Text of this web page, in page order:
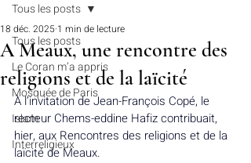
Tous les posts
Le Coran m’a appris
Mosquée de Paris
Islam
Interreligieux
Tous les posts
A Meaux, une rencontre des
religions et de la laïcité
18 déc. 2025 1 min de lecture
À l’invitation de Jean-François Copé, le
recteur Chems-eddine Hafiz contribuait,
hier, aux Rencontres des religions et de la
laïcité de Meaux.